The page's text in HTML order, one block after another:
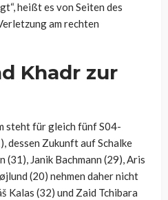
heißt es von Seiten des
am rechten
Khadr zur
steht für gleich fünf S04-
dessen Zukunft auf Schalke
(31), Janik Bachmann (29), Aris
(20) nehmen daher nicht
Kalas (32) und Zaid Tchibara